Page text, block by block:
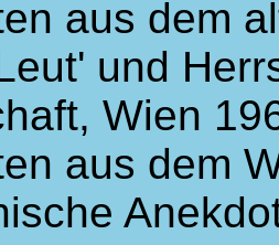
aus dem
und
Wien
aus dem